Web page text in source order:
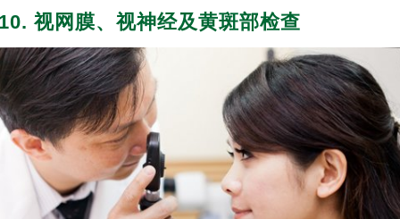
视网膜、视神经及黄斑部检查